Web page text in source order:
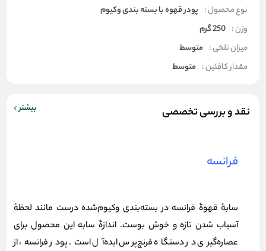
نوع محصول : پودر قهوه با بسته بندی وکیوم
وزن : 250 گرم
میزان تلخی : متوسط
مقدار کافئین : متوسط
نقد و بررسی تخصصی بیشتر
فرانسه
سابۀ قهوۀ فرانسه در بسته‌بندی وکیوم‌شده درست مانند لحظۀ
آسیاب شدن تازه و خوش بوست. اندازۀ سابه این محصول برای
عصاره‌گیری در دستگاه فرنچ‌پرس ایده‌آل است. پودر فرانسه، از